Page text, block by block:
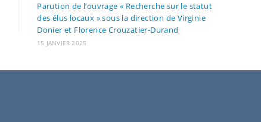
Parution de l’ouvrage « Recherche sur le statut
des élus locaux » sous la direction de Virginie
Donier et Florence Crouzatier-Durand
15 JANVIER 2025